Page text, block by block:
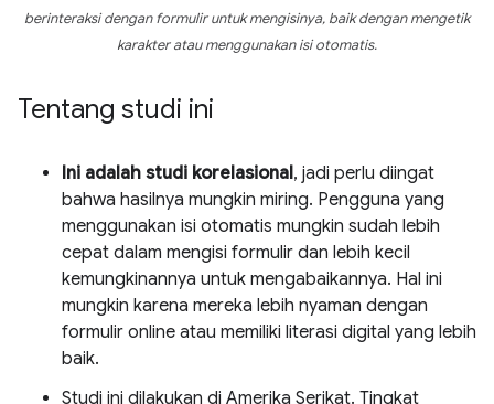
berinteraksi dengan formulir untuk mengisinya, baik dengan mengetik
karakter atau menggunakan isi otomatis.
Tentang studi ini
Ini adalah studi korelasional, jadi perlu diingat
bahwa hasilnya mungkin miring. Pengguna yang
menggunakan isi otomatis mungkin sudah lebih
cepat dalam mengisi formulir dan lebih kecil
kemungkinannya untuk mengabaikannya. Hal ini
mungkin karena mereka lebih nyaman dengan
formulir online atau memiliki literasi digital yang lebih
baik.
Studi ini dilakukan di Amerika Serikat. Tingkat